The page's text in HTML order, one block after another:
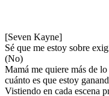
[Seven Kayne]
Sé que me estoy sobre
(No)
Mamá me quiere más de
cuánto es que estoy
Vistiendo en cada escena